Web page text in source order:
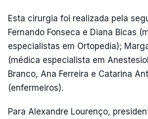
Esta cirurgia foi realizada pela
Fernando Fonseca e Diana Bicas
especialistas em Ortopedia);
(médica especialista em
Branco, Ana Ferreira e Catarina
(enfermeiros).
Para Alexandre Lourenço,